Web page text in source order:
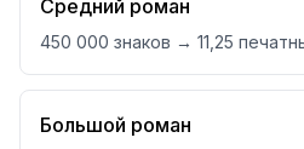
Средний роман
450 000 знаков → 11,25
Большой роман